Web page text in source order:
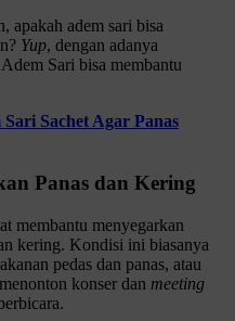
apakah adem sari bisa
Yup, dengan adanya
Sari bisa membantu
Sachet Agar Panas
Panas dan Kering
membantu menyegarkan
kering. Kondisi ini biasanya
pedas dan panas, atau
konser dan meeting